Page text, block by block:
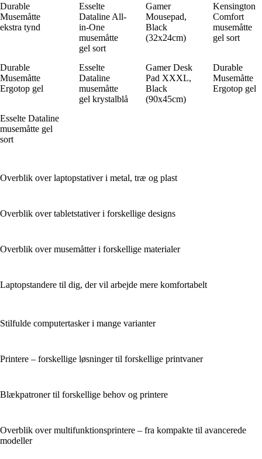
Durable
Musemåtte
ekstra tynd
Esselte
Dataline All-
in-One
musemåtte
gel sort
Gamer
Mousepad,
Black
(32x24cm)
Kensington
Comfort
musemåtte
gel sort
Durable
Musemåtte
Ergotop gel
Esselte
Dataline
musemåtte
gel krystalblå
Gamer Desk
Pad XXXL,
Black
(90x45cm)
Durable
Musemåtte
Ergotop gel
Esselte Dataline
musemåtte gel
sort
Overblik over laptopstativer i metal, træ og plast
Overblik over tabletstativer i forskellige designs
Overblik over musemåtter i forskellige materialer
Laptopstandere til dig, der vil arbejde mere komfortabelt
Stilfulde computertasker i mange varianter
Printere – forskellige løsninger til forskellige printvaner
Blækpatroner til forskellige behov og printere
Overblik over multifunktionsprintere – fra kompakte til avancerede
modeller